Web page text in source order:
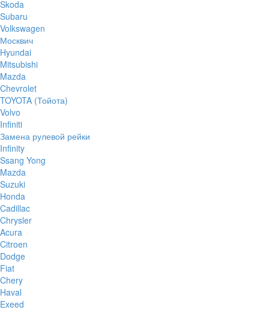
Skoda
Subaru
Volkswagen
Москвич
Hyundai
Mitsubishi
Mazda
Chevrolet
TOYOTA (Тойота)
Volvo
Infiniti
Замена рулевой рейки
Infinity
Ssang Yong
Mazda
Suzuki
Honda
Cadillac
Chrysler
Acura
Citroen
Dodge
Fiat
Chery
Haval
Exeed